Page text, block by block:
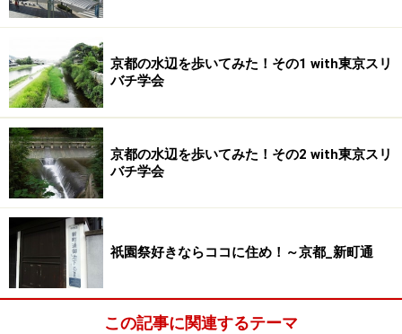
京都の水辺を歩いてみた！その1 with東京スリ
バチ学会
京都の水辺を歩いてみた！その2 with東京スリ
バチ学会
祇園祭好きならココに住め！～京都_新町通
この記事に関連するテーマ